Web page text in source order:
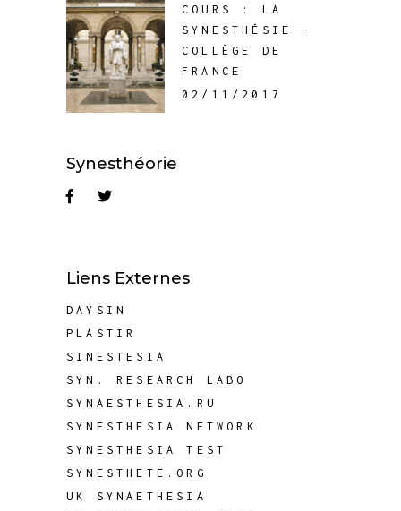
COURS : LA
SYNESTHÉSIE –
COLLÈGE DE
FRANCE
02/11/2017
Synesthéorie
Liens Externes
DAYSIN
PLASTIR
SINESTESIA
SYN. RESEARCH LABO
SYNAESTHESIA.RU
SYNESTHESIA NETWORK
SYNESTHESIA TEST
SYNESTHETE.ORG
UK SYNAETHESIA